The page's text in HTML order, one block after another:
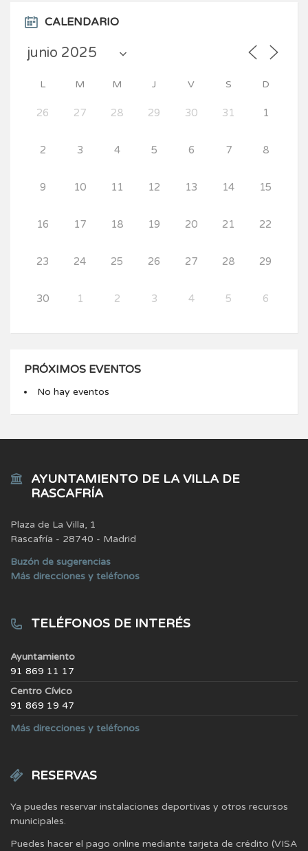
CALENDARIO
L M M J V S D
26 27 28 29 30 31 1
2 3 4 5 6 7 8
9 10 11 12 13 14 15
16 17 18 19 20 21 22
23 24 25 26 27 28 29
30 1 2 3 4 5 6
PRÓXIMOS EVENTOS
No hay eventos
AYUNTAMIENTO DE LA VILLA DE
RASCAFRÍA
Plaza de La Villa, 1
Rascafría - 28740 - Madrid
Buzón de sugerencias
Más direcciones y teléfonos
TELÉFONOS DE INTERÉS
Ayuntamiento
91 869 11 17
Centro Cívico
91 869 19 47
Más direcciones y teléfonos
RESERVAS
Ya puedes reservar instalaciones deportivas y otros recursos
municipales.
Puedes hacer el pago online mediante tarjeta de crédito (VISA